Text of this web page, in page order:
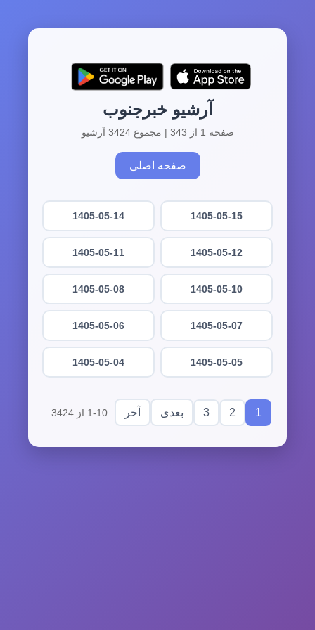
آرشیو خبرجنوب
صفحه 1 از 343 | مجموع 3424 آرشیو
صفحه اصلی
1405-05-15
1405-05-14
1405-05-12
1405-05-11
1405-05-10
1405-05-08
1405-05-07
1405-05-06
1405-05-05
1405-05-04
1
2
3 بعدی آخر 1-10 از 3424